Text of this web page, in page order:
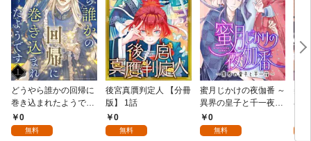
どうやら誰かの回帰に
巻き込まれたようです
【分冊版】 1話
0
無料
後宮真贋判定人 【分冊
版】 1話
0
無料
蜜月じかけの夜伽番 ～
異界の皇子と千一夜～
【分冊版】 1話
0
無料
美
界
版